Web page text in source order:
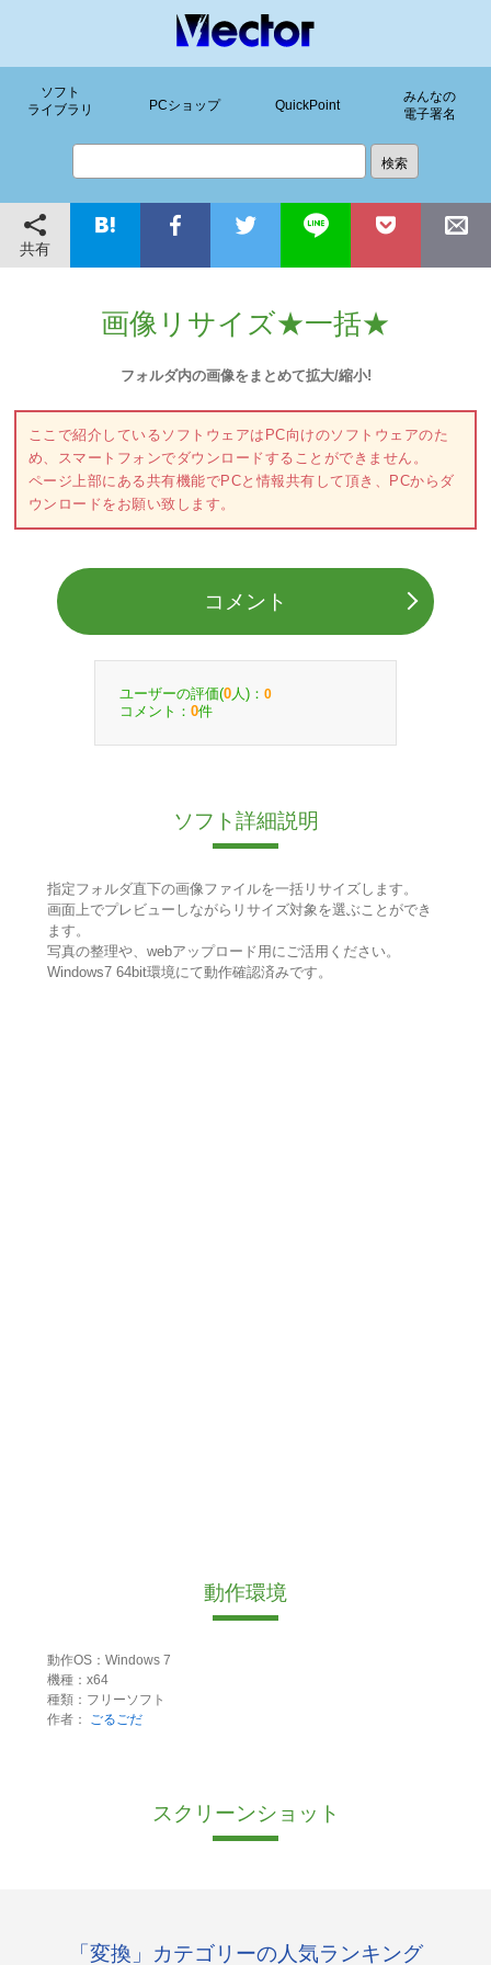
ソフト
ライブラリ
PCショップ QuickPoint
みんなの
電子署名
共有
画像リサイズ★一括★
フォルダ内の画像をまとめて拡大/縮小!
ここで紹介しているソフトウェアはPC向けのソフトウェアのた
め、スマートフォンでダウンロードすることができません。
ページ上部にある共有機能でPCと情報共有して頂き、PCからダ
ウンロードをお願い致します。
コメント
ユーザーの評価(0 人)： 0
コメント： 0件
ソフト詳細説明
指定フォルダ直下の画像ファイルを一括リサイズします。
画面上でプレビューしながらリサイズ対象を選ぶことができ
ます。
写真の整理や、webアップロード用にご活用ください。
Windows7 64bit環境にて動作確認済みです。
動作環境
動作OS：Windows 7
機種：x64
種類：フリーソフト
作者：
ごるごだ
スクリーンショット
「変換」カテゴリーの人気ランキング